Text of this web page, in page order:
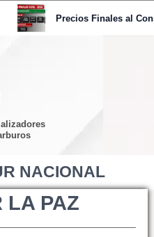
Precios Finales al
NACIONAL
LA PAZ